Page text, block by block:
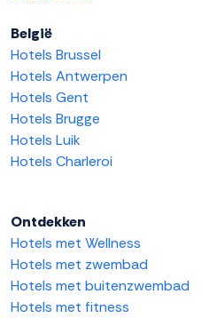
België
Hotels Brussel
Hotels Antwerpen
Hotels Gent
Hotels Brugge
Hotels Luik
Hotels Charleroi
Ontdekken
Hotels met Wellness
Hotels met zwembad
Hotels met buitenzwembad
Hotels met fitness